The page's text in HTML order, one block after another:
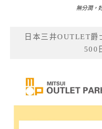
無分潤，
日本三井OUTLET爵
500